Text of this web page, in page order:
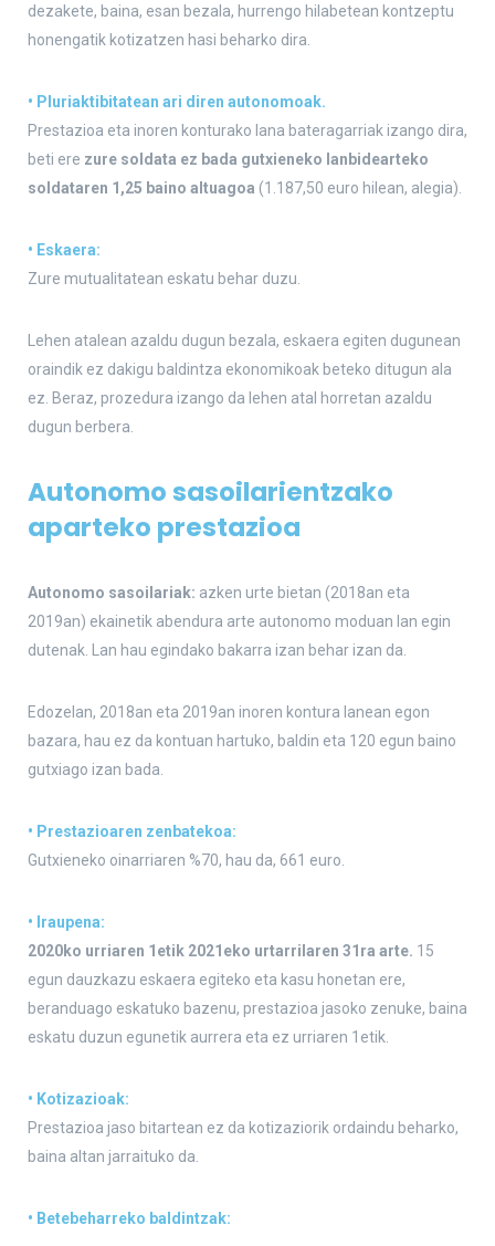
dezakete, baina, esan bezala, hurrengo hilabetean kontzeptu
honengatik kotizatzen hasi beharko dira.
• Pluriaktibitatean ari diren autonomoak.
Prestazioa eta inoren konturako lana bateragarriak izango dira,
beti ere zure soldata ez bada gutxieneko lanbidearteko
soldataren 1,25 baino altuagoa (1.187,50 euro hilean, alegia).
• Eskaera:
Zure mutualitatean eskatu behar duzu.
Lehen atalean azaldu dugun bezala, eskaera egiten dugunean
oraindik ez dakigu baldintza ekonomikoak beteko ditugun ala
ez. Beraz, prozedura izango da lehen atal horretan azaldu
dugun berbera.
Autonomo sasoilarientzako
aparteko prestazioa
Autonomo sasoilariak: azken urte bietan (2018an eta
2019an) ekainetik abendura arte autonomo moduan lan egin
dutenak. Lan hau egindako bakarra izan behar izan da.
Edozelan, 2018an eta 2019an inoren kontura lanean egon
bazara, hau ez da kontuan hartuko, baldin eta 120 egun baino
gutxiago izan bada.
• Prestazioaren zenbatekoa:
Gutxieneko oinarriaren %70, hau da, 661 euro.
• Iraupena:
2020ko urriaren 1etik 2021eko urtarrilaren 31ra arte. 15
egun dauzkazu eskaera egiteko eta kasu honetan ere,
beranduago eskatuko bazenu, prestazioa jasoko zenuke, baina
eskatu duzun egunetik aurrera eta ez urriaren 1etik.
• Kotizazioak:
Prestazioa jaso bitartean ez da kotizaziorik ordaindu beharko,
baina altan jarraituko da.
• Betebeharreko baldintzak: